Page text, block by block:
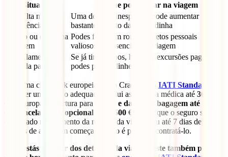
Situação
Porque pode pesar na viagem
Consulta médica
ou urgência
Uma despesa inesperada pode aumentar
bastante o custo da escapadinha
Roubo ou danos na
bagagem
Podes ficar sem roupa, objetos pessoais
valiosos ou essenciais da viagem
Cancelamento
antes da partida
Se já tinhas voos, hotel ou excursões pagos,
podes perder dinheiro
Para uma city break europeia como Cracóvia, o IATI Standard
pode ser uma opção adequada. Inclui assistência médica até 300.000
na Europa, cobertura para
roubo e danos na bagagem até 1.000
cancelamento opcional até 1.500 €
, desde que o seguro seja
contratado no momento da reserva da viagem ou até 7 dias depois.
Depois de a viagem começar, já não é possível contratá-lo.
Se já estás a tratar dos detalhes da viagem, este também pode